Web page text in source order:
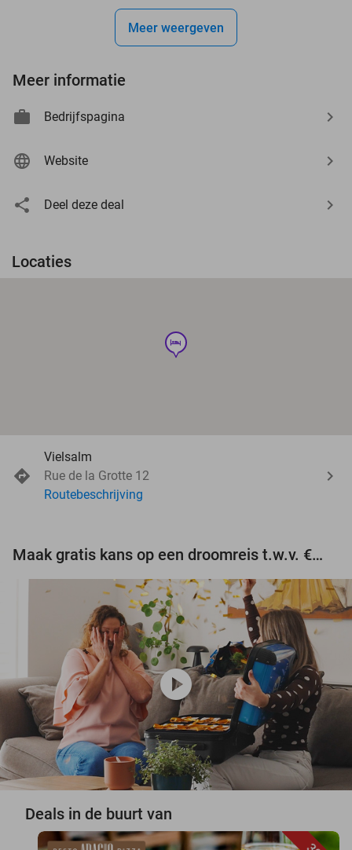
Meer weergeven
Meer informatie
Bedrijfspagina
Website
Deel deze deal
Locaties
hotel
Vielsalm
Rue de la Grotte 12
Routebeschrijving
Maak gratis kans op een droomreis t.w.v. €3.000!
play_circle
Deals in de buurt van